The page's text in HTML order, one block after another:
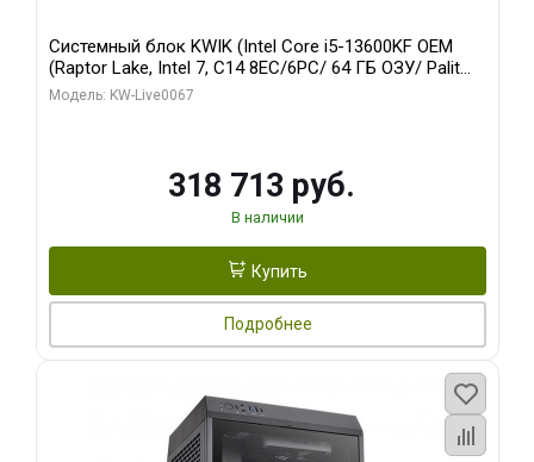
Системный блок KWIK (Intel Core i5-13600KF OEM
(Raptor Lake, Intel 7, C14 8EC/6PC/ 64 ГБ ОЗУ/ Palit
RTX5080 GAMINGPRO OC 16GB GDDR7 256bit 3xDP
Модель: KW-Live0067
318 713 руб.
В наличии
Купить
Подробнее